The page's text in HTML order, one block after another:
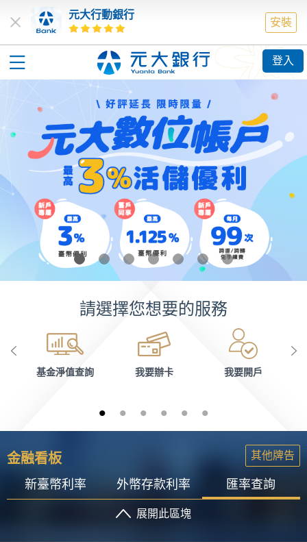
元大行動銀行
安裝
登入
請選擇您想要的服務
基金淨值查詢 我要辦卡 我要開戶
金融看板
新臺幣利率 外幣存款利率 匯率查詢
其他牌告
展開此區塊